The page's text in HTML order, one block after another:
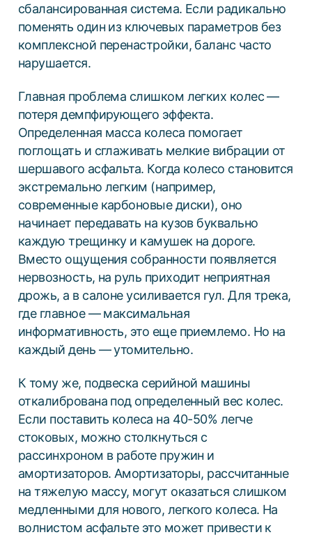
сбалансированная система. Если радикально
поменять один из ключевых параметров без
комплексной перенастройки, баланс часто
нарушается.
Главная проблема слишком легких колес —
потеря демпфирующего эффекта.
Определенная масса колеса помогает
поглощать и сглаживать мелкие вибрации от
шершавого асфальта. Когда колесо становится
экстремально легким (например,
современные карбоновые диски), оно
начинает передавать на кузов буквально
каждую трещинку и камушек на дороге.
Вместо ощущения собранности появляется
нервозность, на руль приходит неприятная
дрожь, а в салоне усиливается гул. Для трека,
где главное — максимальная
информативность, это еще приемлемо. Но на
каждый день — утомительно.
К тому же, подвеска серийной машины
откалибрована под определенный вес колес.
Если поставить колеса на 40-50% легче
стоковых, можно столкнуться с
рассинхроном в работе пружин и
амортизаторов. Амортизаторы, рассчитанные
на тяжелую массу, могут оказаться слишком
медленными для нового, легкого колеса. На
волнистом асфальте это может привести к